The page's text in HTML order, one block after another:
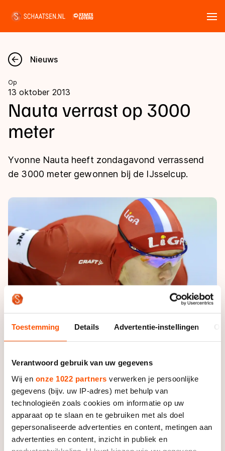
Toestemming Details Advertentie-instellingen
Verantwoord gebruik van uw gegevens
Wij en onze 1022 partners verwerken je persoonlijke
gegevens (bijv. uw IP-adres) met behulp van
technologieën zoals cookies om informatie op uw
apparaat op te slaan en te gebruiken met als doel
gepersonaliseerde advertenties en content, metingen aan
advertenties en content, inzicht in publiek en
Nieuws
Kalender
Disciplines
Langebaan
Kunstschaatsen
Schoonrijden
Natuurijs
Uitslagen
Shorttrack
Inlineskaten
Kunstschaatsen
Tijden & historie
Ranglijsten Langebaan
Persoonlijke records & tijden
Historie & statistiek
De weg op
Inschrijven wedstrijden
Algemene Nederlandse Schaatstijd
Deze zomer de weg op
Waar kan ik schaatsen en skaten?
Schaatsfans
Alles voor jou als schaatsfan
Evenementen
Winacties
Olympische Spelen
Olympische Spelen
Medaille overzicht
Van Jong tot Goud verhalen
Nieuws
Op
13 oktober 2013
Nauta verrast op 3000
meter
Yvonne Nauta heeft zondagavond verrassend
de 3000 meter gewonnen bij de IJsselcup.
Nauta hield onder andere Elma de Vries achter zich.
Dat deed ze in een nieuw baanrecord van 4.15,88.